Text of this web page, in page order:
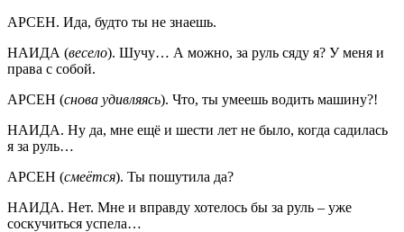
АРСЕН. Ида, будто ты не знаешь.
НАИДА (весело). Шучу… А можно, за руль сяду я? У меня и
права с собой.
АРСЕН (снова удивляясь). Что, ты умеешь водить машину?!
НАИДА. Ну да, мне ещё и шести лет не было, когда садилась
я за руль…
АРСЕН (смеётся). Ты пошутила да?
НАИДА. Нет. Мне и вправду хотелось бы за руль – уже
соскучиться успела…